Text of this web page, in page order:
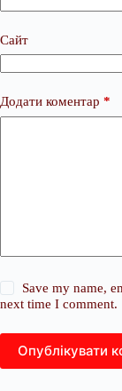
Сайт
Додати коментар *
Save my name,
next time I comment.
Опублікувати